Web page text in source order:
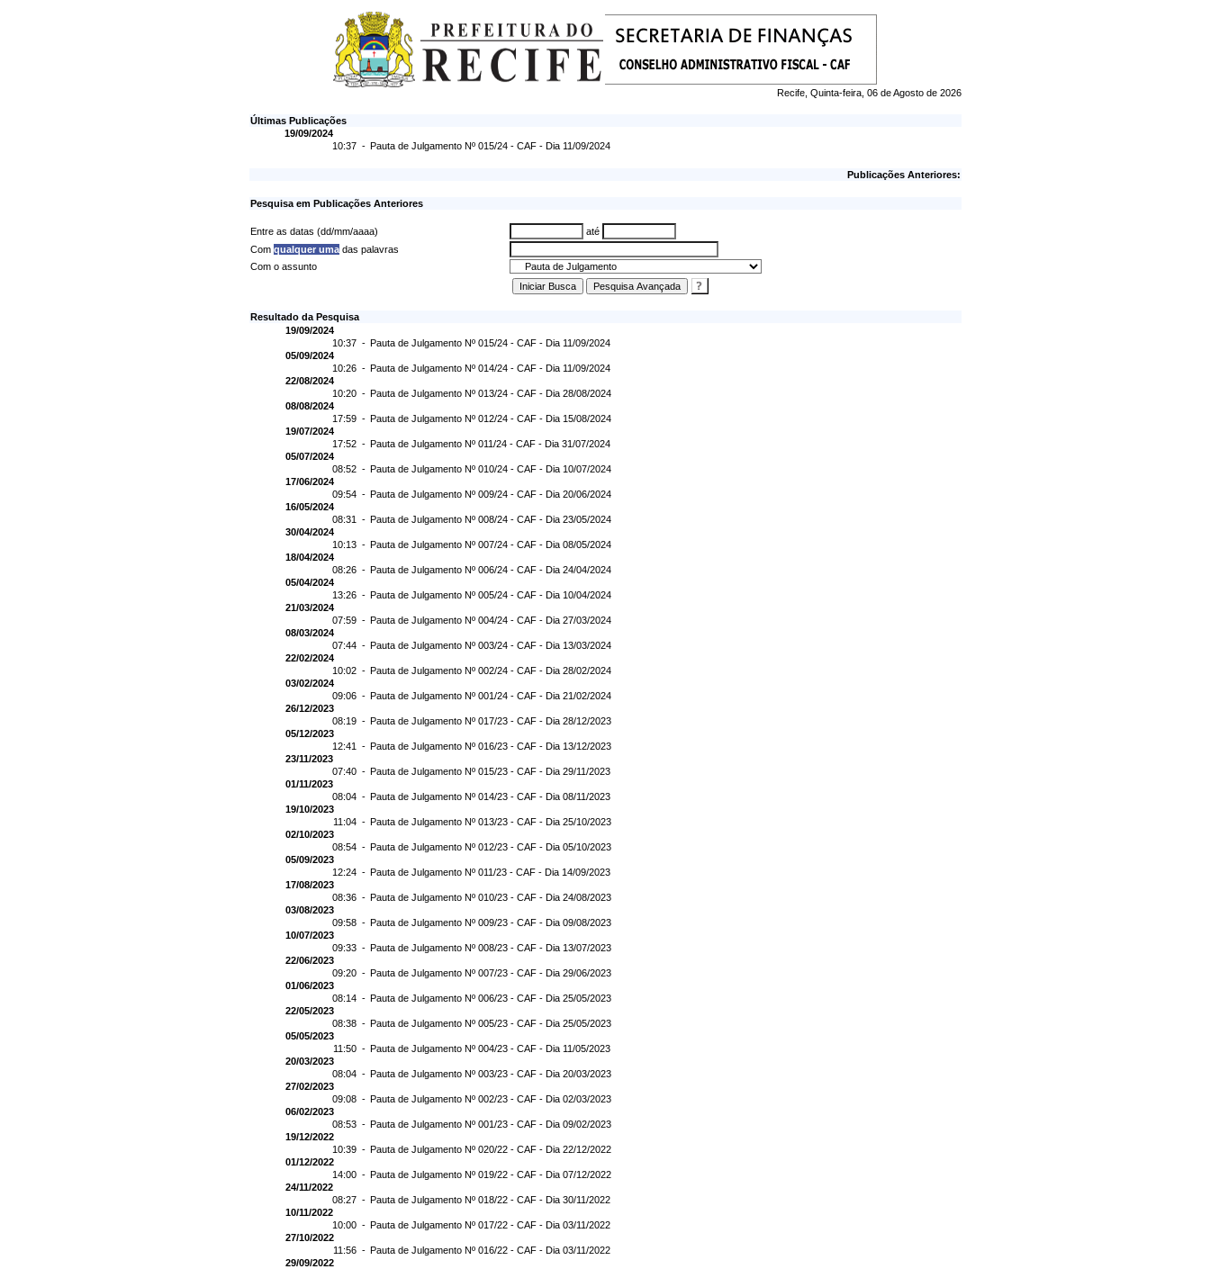
Recife, Quinta-feira, 06 de Agosto de 2026
Últimas Publicações
19/09/2024
10:37 - Pauta de Julgamento Nº 015/24 - CAF - Dia 11/09/2024
Publicações Anteriores:
Pesquisa em Publicações Anteriores
Entre as datas (dd/mm/aaaa)
até
Com qualquer umadas palavras
Com o assunto
Resultado da Pesquisa
19/09/2024
10:37 - Pauta de Julgamento Nº 015/24 - CAF - Dia 11/09/2024
05/09/2024
10:26 - Pauta de Julgamento Nº 014/24 - CAF - Dia 11/09/2024
22/08/2024
10:20 - Pauta de Julgamento Nº 013/24 - CAF - Dia 28/08/2024
08/08/2024
17:59 - Pauta de Julgamento Nº 012/24 - CAF - Dia 15/08/2024
19/07/2024
17:52 - Pauta de Julgamento Nº 011/24 - CAF - Dia 31/07/2024
05/07/2024
08:52 - Pauta de Julgamento Nº 010/24 - CAF - Dia 10/07/2024
17/06/2024
09:54 - Pauta de Julgamento Nº 009/24 - CAF - Dia 20/06/2024
16/05/2024
08:31 - Pauta de Julgamento Nº 008/24 - CAF - Dia 23/05/2024
30/04/2024
10:13 - Pauta de Julgamento Nº 007/24 - CAF - Dia 08/05/2024
18/04/2024
08:26 - Pauta de Julgamento Nº 006/24 - CAF - Dia 24/04/2024
05/04/2024
13:26 - Pauta de Julgamento Nº 005/24 - CAF - Dia 10/04/2024
21/03/2024
07:59 - Pauta de Julgamento Nº 004/24 - CAF - Dia 27/03/2024
08/03/2024
07:44 - Pauta de Julgamento Nº 003/24 - CAF - Dia 13/03/2024
22/02/2024
10:02 - Pauta de Julgamento Nº 002/24 - CAF - Dia 28/02/2024
03/02/2024
09:06 - Pauta de Julgamento Nº 001/24 - CAF - Dia 21/02/2024
26/12/2023
08:19 - Pauta de Julgamento Nº 017/23 - CAF - Dia 28/12/2023
05/12/2023
12:41 - Pauta de Julgamento Nº 016/23 - CAF - Dia 13/12/2023
23/11/2023
07:40 - Pauta de Julgamento Nº 015/23 - CAF - Dia 29/11/2023
01/11/2023
08:04 - Pauta de Julgamento Nº 014/23 - CAF - Dia 08/11/2023
19/10/2023
11:04 - Pauta de Julgamento Nº 013/23 - CAF - Dia 25/10/2023
02/10/2023
08:54 - Pauta de Julgamento Nº 012/23 - CAF - Dia 05/10/2023
05/09/2023
12:24 - Pauta de Julgamento Nº 011/23 - CAF - Dia 14/09/2023
17/08/2023
08:36 - Pauta de Julgamento Nº 010/23 - CAF - Dia 24/08/2023
03/08/2023
09:58 - Pauta de Julgamento Nº 009/23 - CAF - Dia 09/08/2023
10/07/2023
09:33 - Pauta de Julgamento Nº 008/23 - CAF - Dia 13/07/2023
22/06/2023
09:20 - Pauta de Julgamento Nº 007/23 - CAF - Dia 29/06/2023
01/06/2023
08:14 - Pauta de Julgamento Nº 006/23 - CAF - Dia 25/05/2023
22/05/2023
08:38 - Pauta de Julgamento Nº 005/23 - CAF - Dia 25/05/2023
05/05/2023
11:50 - Pauta de Julgamento Nº 004/23 - CAF - Dia 11/05/2023
20/03/2023
08:04 - Pauta de Julgamento Nº 003/23 - CAF - Dia 20/03/2023
27/02/2023
09:08 - Pauta de Julgamento Nº 002/23 - CAF - Dia 02/03/2023
06/02/2023
08:53 - Pauta de Julgamento Nº 001/23 - CAF - Dia 09/02/2023
19/12/2022
10:39 - Pauta de Julgamento Nº 020/22 - CAF - Dia 22/12/2022
01/12/2022
14:00 - Pauta de Julgamento Nº 019/22 - CAF - Dia 07/12/2022
24/11/2022
08:27 - Pauta de Julgamento Nº 018/22 - CAF - Dia 30/11/2022
10/11/2022
10:00 - Pauta de Julgamento Nº 017/22 - CAF - Dia 03/11/2022
27/10/2022
11:56 - Pauta de Julgamento Nº 016/22 - CAF - Dia 03/11/2022
29/09/2022